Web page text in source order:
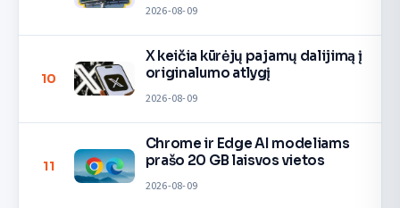
2026-08-09
10
X keičia kūrėjų pajamų dalijimą į
originalumo atlygį
2026-08-09
11
Chrome ir Edge AI modeliams
prašo 20 GB laisvos vietos
2026-08-09